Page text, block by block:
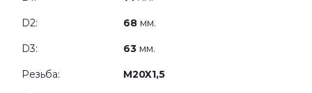
D2: 68 мм.
D3: 63 мм.
Резьба: M20X1,5